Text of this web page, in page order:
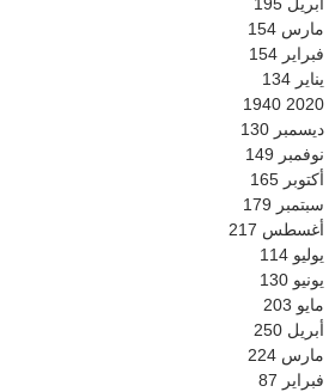
أبريل 195
مارس 154
فبراير 154
يناير 134
2020
1940
ديسمبر 130
نوفمبر 149
أكتوبر 165
سبتمبر 179
أغسطس 217
يوليو 114
يونيو 130
مايو 203
أبريل 250
مارس 224
فبراير 87